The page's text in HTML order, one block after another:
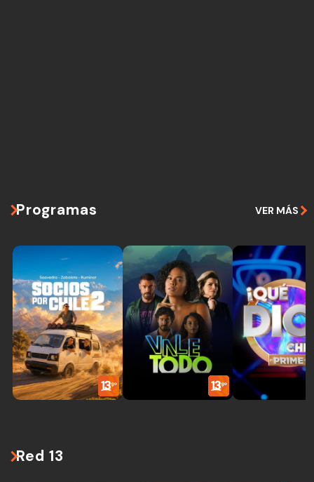
Programas VER MÁS
Red 13